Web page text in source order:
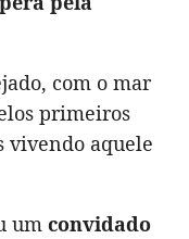
com o mar
primeiros
vivendo aquele
um convidado